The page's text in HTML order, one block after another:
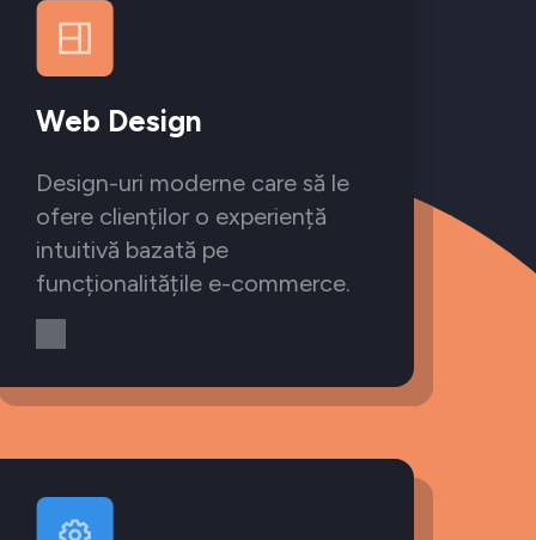
Web Design
Design-uri moderne care să le
ofere clienților o experiență
intuitivă bazată pe
funcționalitățile e-commerce.